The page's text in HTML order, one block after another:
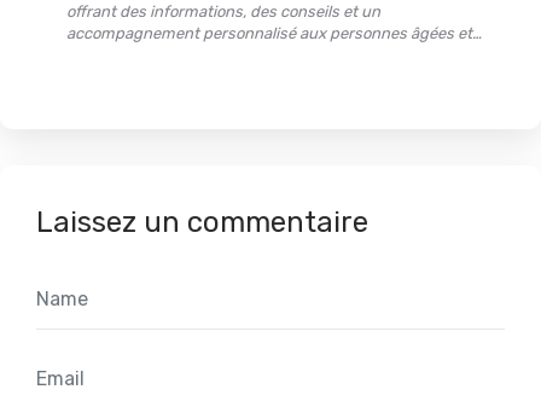
offrant des informations, des conseils et un
accompagnement personnalisé aux personnes âgées et…
Laissez un commentaire